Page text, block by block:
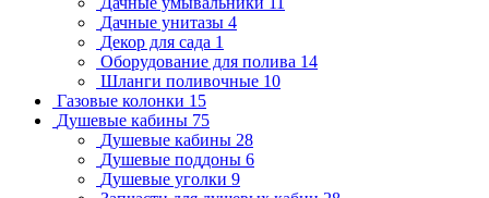
Дачные унитазы 4
Декор для сада 1
Оборудование для полива 14
Шланги поливочные 10
Газовые колонки 15
Душевые кабины 75
Душевые кабины 28
Душевые поддоны 6
Душевые уголки 9